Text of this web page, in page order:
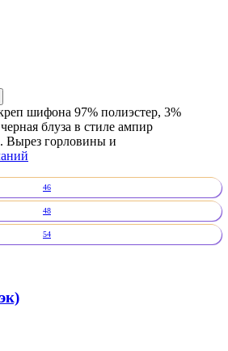
шифона 97% полиэстер, 3%
блуза в стиле ампир
Вырез горловины и
46
48
54